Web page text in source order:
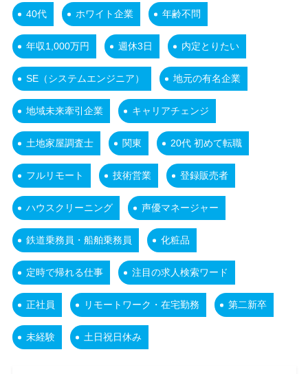
40代 ホワイト企業 年齢不問
年収1,000万円 週休3日 内定とりたい
SE（システムエンジニア） 地元の有名企業
地域未来牽引企業 キャリアチェンジ
土地家屋調査士 関東 20代 初めて転職
フルリモート 技術営業 登録販売者
ハウスクリーニング 声優マネージャー
鉄道乗務員・船舶乗務員 化粧品
定時で帰れる仕事 注目の求人検索ワード
正社員 リモートワーク・在宅勤務 第二新卒
未経験 土日祝日休み